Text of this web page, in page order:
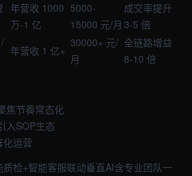
年营收 1000
万-1 亿
5000-
15000 元/月
成交率提升
3-5 倍
年营收 1 亿+
30000+ 元/
月
全链路增益
8-10 倍
焦节奏常态化
入SOP生态
化运营
质检+智能客服联动垂直AI含专业团队一